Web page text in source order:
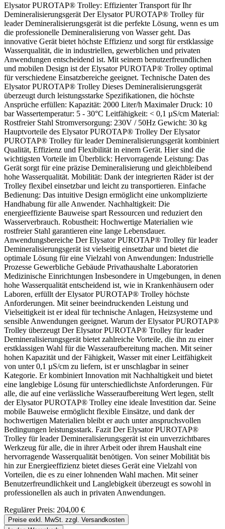
Elysator PUROTAP® Trolley: Effizienter Transport für Ihr
Demineralisierungsgerät Der Elysator PUROTAP® Trolley für
leader Demineralisierungsgerät ist die perfekte Lösung, wenn es um
die professionelle Demineralisierung von Wasser geht. Das
innovative Gerät bietet höchste Effizienz und sorgt für erstklassige
Wasserqualität, die in industriellen, gewerblichen und privaten
Anwendungen entscheidend ist. Mit seinem benutzerfreundlichen
und mobilen Design ist der Elysator PUROTAP® Trolley optimal
für verschiedene Einsatzbereiche geeignet. Technische Daten des
Elysator PUROTAP® Trolley Dieses Demineralisierungsgerät
überzeugt durch leistungsstarke Spezifikationen, die höchste
Ansprüche erfüllen: Kapazität: 2000 Liter/h Maximaler Druck: 10
bar Wassertemperatur: 5 - 30°C Leitfähigkeit: < 0,1 µS/cm Material:
Rostfreier Stahl Stromversorgung: 230V / 50Hz Gewicht: 30 kg
Hauptvorteile des Elysator PUROTAP® Trolley Der Elysator
PUROTAP® Trolley für leader Demineralisierungsgerät kombiniert
Qualität, Effizienz und Flexibilität in einem Gerät. Hier sind die
wichtigsten Vorteile im Überblick: Hervorragende Leistung: Das
Gerät sorgt für eine präzise Demineralisierung und gleichbleibend
hohe Wasserqualität. Mobilität: Dank der integrierten Räder ist der
Trolley flexibel einsetzbar und leicht zu transportieren. Einfache
Bedienung: Das intuitive Design ermöglicht eine unkomplizierte
Handhabung für alle Anwender. Nachhaltigkeit: Die
energieeffiziente Bauweise spart Ressourcen und reduziert den
Wasserverbrauch. Robustheit: Hochwertige Materialien wie
rostfreier Stahl garantieren eine lange Lebensdauer.
Anwendungsbereiche Der Elysator PUROTAP® Trolley für leader
Demineralisierungsgerät ist vielseitig einsetzbar und bietet die
optimale Lösung für eine Vielzahl von Anwendungen: Industrielle
Prozesse Gewerbliche Gebäude Privathaushalte Laboratorien
Medizinische Einrichtungen Insbesondere in Umgebungen, in denen
hohe Wasserqualität entscheidend ist, wie in Krankenhäusern oder
Laboren, erfüllt der Elysator PUROTAP® Trolley höchste
Anforderungen. Mit seiner beeindruckenden Leistung und
Vielseitigkeit ist er ideal für technische Anlagen, Heizsysteme und
sensible Anwendungen geeignet. Warum der Elysator PUROTAP®
Trolley überzeugt Der Elysator PUROTAP® Trolley für leader
Demineralisierungsgerät bietet zahlreiche Vorteile, die ihn zu einer
erstklassigen Wahl für die Wasseraufbereitung machen. Mit seiner
hohen Kapazität und der Fähigkeit, Wasser mit einer Leitfähigkeit
von unter 0,1 µS/cm zu liefern, ist er unschlagbar in seiner
Kategorie. Er kombiniert Innovation mit Nachhaltigkeit und bietet
eine langlebige Lösung für unterschiedlichste Anforderungen. Für
alle, die auf eine verlässliche Wasseraufbereitung Wert legen, stellt
der Elysator PUROTAP® Trolley eine ideale Investition dar. Seine
mobile Bauweise ermöglicht flexible Einsätze, und dank der
hochwertigen Materialien bleibt er auch unter anspruchsvollen
Bedingungen leistungsstark. Fazit Der Elysator PUROTAP®
Trolley für leader Demineralisierungsgerät ist ein unverzichtbares
Werkzeug für alle, die in ihrer Arbeit oder ihrem Haushalt eine
hervorragende Wasserqualität benötigen. Von seiner Mobilität bis
hin zur Energieeffizienz bietet dieses Gerät eine Vielzahl von
Vorteilen, die es zu einer lohnenden Wahl machen. Mit seiner
Benutzerfreundlichkeit und Langlebigkeit überzeugt es sowohl in
professionellen als auch in privaten Anwendungen.
Regulärer Preis: 204,00 €
Preise exkl. MwSt. zzgl. Versandkosten